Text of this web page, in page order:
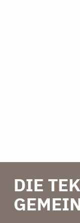
DIE